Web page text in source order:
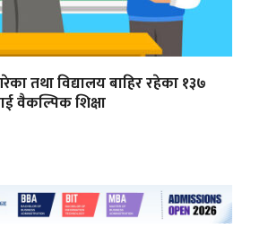
तथा विद्यालय बाहिर रहेका १३७
वैकल्पिक शिक्षा